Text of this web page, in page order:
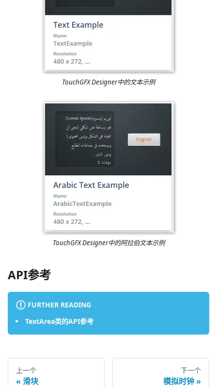
TouchGFX Designer中的文本示例
TouchGFX Designer中的阿拉伯文本示例
API参考
FURTHER READING
TextArea类的API参考
上一个
滑块
下一个
模拟时钟